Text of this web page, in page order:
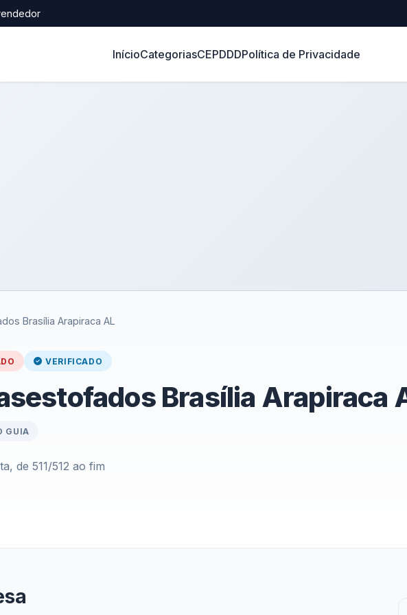
InícioCategoriasCEPDDDPolítica de Privacidade
Brasília Arapiraca AL
VERIFICADO
Brasília Arapiraca
GUIA
de 511/512 ao fim